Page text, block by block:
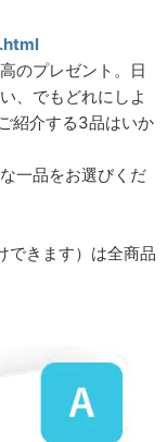
のプレゼント。日
、でもどれにしよ
紹介する3品はいか
一品をお選びくだ
できます）は全商品